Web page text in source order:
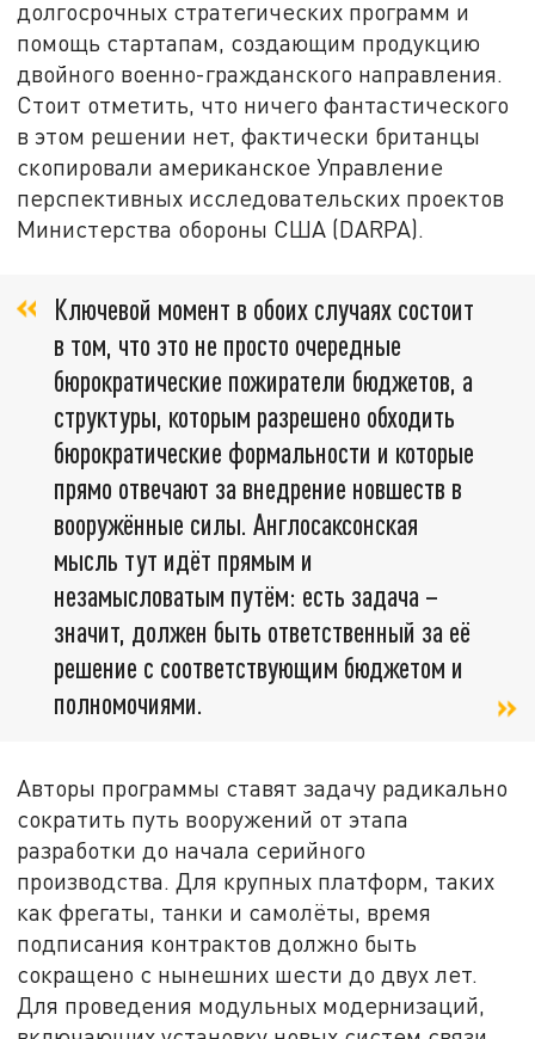
долгосрочных стратегических программ и
помощь стартапам, создающим продукцию
двойного военно-гражданского направления.
Стоит отметить, что ничего фантастического
в этом решении нет, фактически британцы
скопировали американское Управление
перспективных исследовательских проектов
Министерства обороны США (DARPA).
Ключевой момент в обоих случаях состоит
в том, что это не просто очередные
бюрократические пожиратели бюджетов, а
структуры, которым разрешено обходить
бюрократические формальности и которые
прямо отвечают за внедрение новшеств в
вооружённые силы. Англосаксонская
мысль тут идёт прямым и
незамысловатым путём: есть задача –
значит, должен быть ответственный за её
решение с соответствующим бюджетом и
полномочиями.
Авторы программы ставят задачу радикально
сократить путь вооружений от этапа
разработки до начала серийного
производства. Для крупных платформ, таких
как фрегаты, танки и самолёты, время
подписания контрактов должно быть
сокращено с нынешних шести до двух лет.
Для проведения модульных модернизаций,